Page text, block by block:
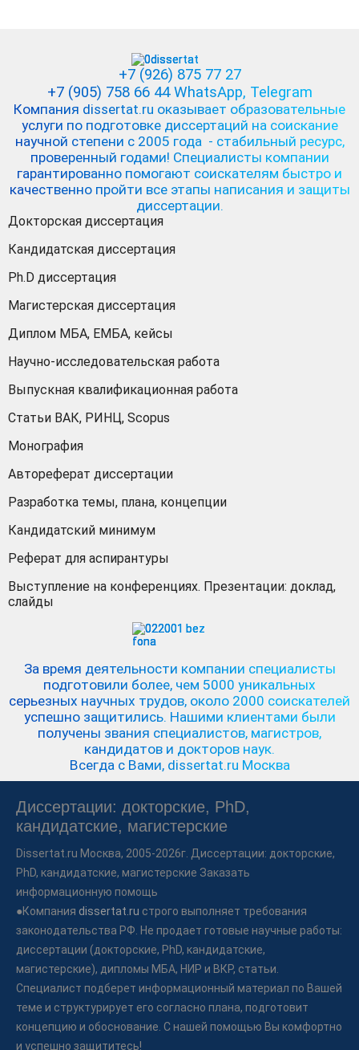
+7 (926) 875 77 27
+7 (905) 758 66 44 WhatsApp, Telegram
Компания dissertat.ru оказывает образовательные
услуги по подготовке диссертаций на соискание
научной степени с 2005 года - стабильный ресурс,
проверенный годами! Специалисты компании
гарантированно помогают соискателям быстро и
качественно пройти все этапы написания и защиты
диссертации.
Докторская диссертация
Кандидатская диссертация
Ph.D диссертация
Магистерская диссертация
Диплом МБА, ЕМБА, кейсы
Научно-исследовательская работа
Выпускная квалификационная работа
Статьи ВАК, РИНЦ, Scopus
Монография
Автореферат диссертации
Разработка темы, плана, концепции
Кандидатский минимум
Реферат для аспирантуры
Выступление на конференциях. Презентации: доклад,
слайды
За время деятельности компании специалисты
подготовили более, чем 5000 уникальных
серьезных научных трудов, около 2000 соискателей
успешно защитились. Нашими клиентами были
получены звания специалистов, магистров,
кандидатов и докторов наук.
Всегда с Вами, dissertat.ru Москва
Диссертации: докторские, PhD,
кандидатские, магистерские
Dissertat.ru Москва, 2005-2026г. Диссертации: докторские,
PhD, кандидатские, магистерские Заказать
информационную помощь
●Компания dissertat.ru строго выполняет требования
законодательства РФ. Не продает готовые научные работы:
диссертации (докторские, PhD, кандидатские,
магистерские), дипломы МБА, НИР и ВКР, статьи.
Специалист подберет информационный материал по Вашей
теме и структурирует его согласно плана, подготовит
концепцию и обоснование. С нашей помощью Вы комфортно
и успешно защититесь!